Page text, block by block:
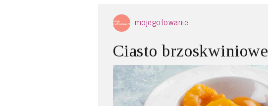
mojegotowanie
Ciasto brzoskwiniowe